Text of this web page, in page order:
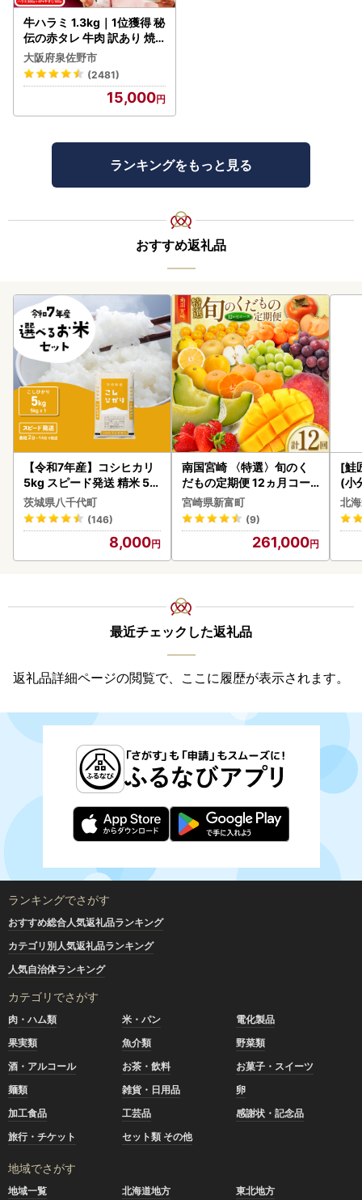
牛ハラミ 1.3kg｜1位獲得 秘
伝の赤タレ 牛肉 訳あり 焼
肉 BBQ
大阪府泉佐野市
(2481)
15,000
ランキングをもっと見る
おすすめ返礼品
【令和7年産】コシヒカリ
5kg スピード発送 精米 5k
g x 1袋 白米 茨城県 八千代
町
茨城県八千代町
(146)
8,000
南国宮崎 〈特選〉旬のく
だもの定期便 12ヵ月コー
ス【F84-25】
宮崎県新富町
(9)
261,000
[鮭
(小
5
北
最近チェックした返礼品
返礼品詳細ページの閲覧で、ここに履歴が表示されます。
ランキングでさがす
おすすめ総合人気返礼品ランキング
カテゴリ別人気返礼品ランキング
人気自治体ランキング
カテゴリでさがす
肉・ハム類 米・パン
電化製品
果実類
魚介類
野菜類
酒・アルコール
お茶・飲料
お菓子・スイーツ
麺類
雑貨・日用品
卵
加工食品
工芸品
感謝状・記念品
旅行・チケット
セット類 その他
地域でさがす
地域一覧 北海道地方
東北地方